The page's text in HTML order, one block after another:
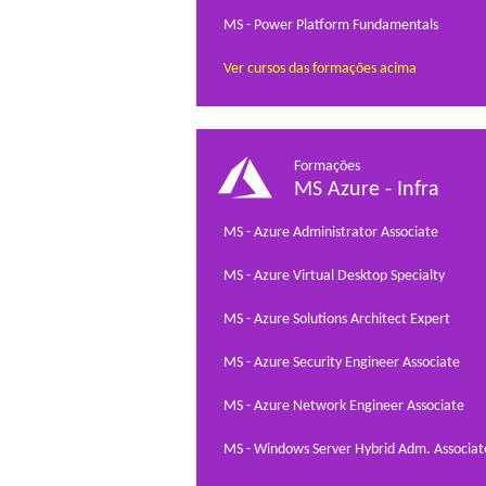
MS - Power Platform Fundamentals
Ver cursos das formações acima
Formações
MS Azure - Infra
MS - Azure Administrator Associate
MS - Azure Virtual Desktop Specialty
MS - Azure Solutions Architect Expert
MS - Azure Security Engineer Associate
MS - Azure Network Engineer Associate
MS - Windows Server Hybrid Adm.